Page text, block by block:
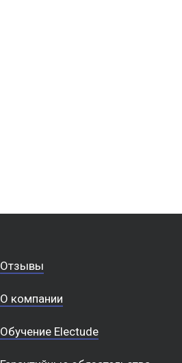
Отзывы
О компании
Обучение Electude